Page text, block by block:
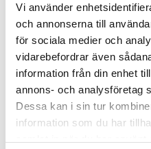
Vi använder
och annonserna till
för sociala medier och
vidarebefordrar även
information från din enhet
annons- och analysföretag
Dessa kan i sin tur
information som du har
Arrendator/
till Selångers
Medelpads södra pastorat